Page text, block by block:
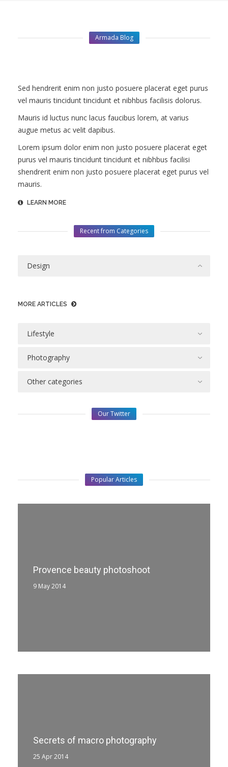
КОНТАКТЫ
Armada Blog
Sed hendrerit enim non justo posuere placerat eget purus
vel mauris tincidunt tincidunt et nibhbus facilisis dolorus.
Mauris id luctus nunc lacus faucibus lorem, at varius
augue metus ac velit dapibus.
Lorem ipsum dolor enim non justo posuere placerat eget
purus vel mauris tincidunt tincidunt et nibhbus facilisi
shendrerit enim non justo posuere placerat eget purus vel
mauris.
LEARN MORE
Recent from Categories
Design
MORE ARTICLES
Lifestyle
Photography
Other categories
Our Twitter
Popular Articles
Provence beauty photoshoot
9 May 2014
Secrets of macro photography
25 Apr 2014